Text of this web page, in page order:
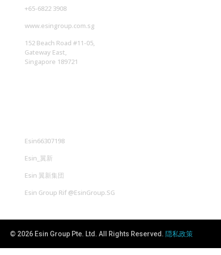
+65-6822 3908
www.esingroup.com.sg
152 Beach Road #11-05,
Gateway East,
Singapore 189721
Esin66307198
Esin_翼新
Esin 翼新集団
Esin Group Rif @EsinGroup.SG
© 2026 Esin Group Pte. Ltd. All Rights Reserved. 隠私政策